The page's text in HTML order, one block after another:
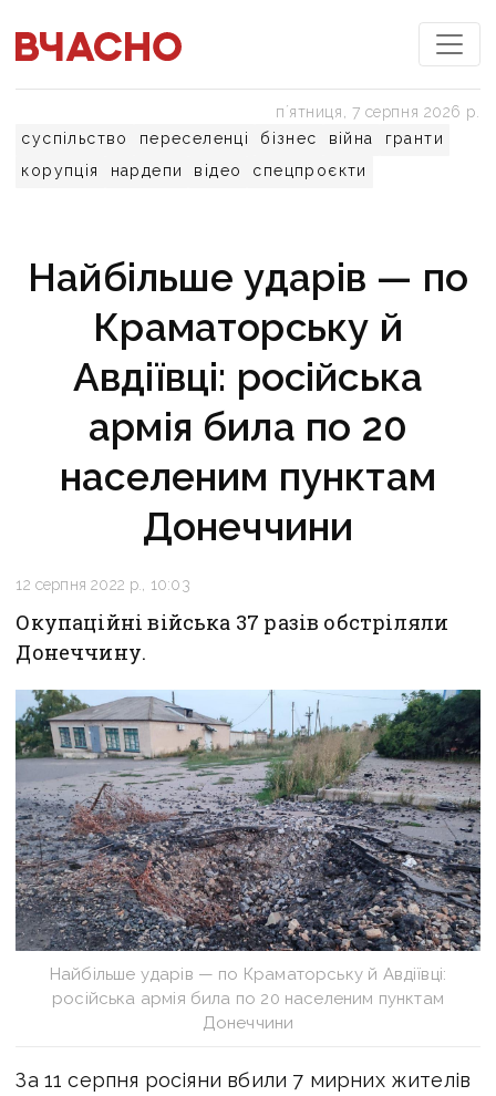
суспільство переселенці бізнес війна
гранти
корупція
нардепи відео спецпроєкти
пʼятниця, 7 серпня 2026 р.
Найбільше ударів — по
Краматорську й
Авдіївці: російська
армія била по 20
населеним пунктам
Донеччини
12 серпня 2022 р., 10:03
Окупаційні війська 37 разів обстріляли
Донеччину.
Найбільше ударів — по Краматорську й Авдіївці:
російська армія била по 20 населеним пунктам
Донеччини
За 11 серпня росіяни вбили 7 мирних жителів